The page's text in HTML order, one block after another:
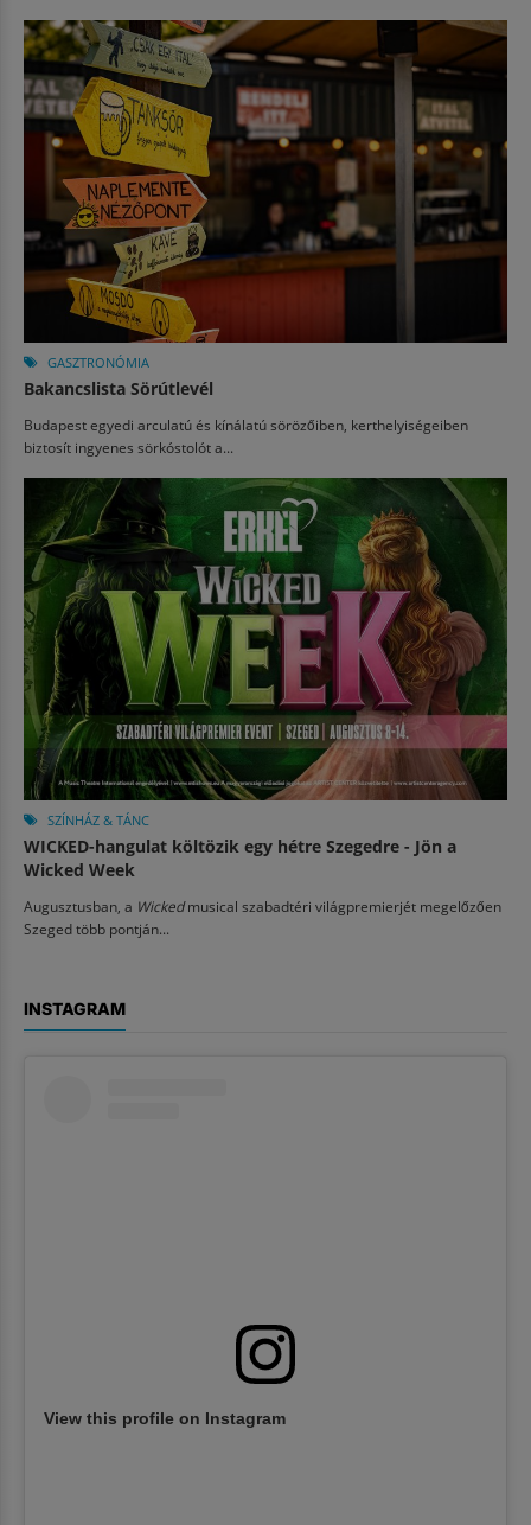
GASZTRONÓMIA
Bakancslista Sörútlevél
Budapest egyedi arculatú és kínálatú sörözőiben, kerthelyiségeiben
biztosít ingyenes sörkóstolót a...
SZÍNHÁZ & TÁNC
WICKED-hangulat költözik egy hétre Szegedre - Jön a
Wicked Week
Augusztusban, a Wickedmusical szabadtéri világpremierjét megelőzően
Szeged több pontján...
INSTAGRAM
View this profile on Instagram